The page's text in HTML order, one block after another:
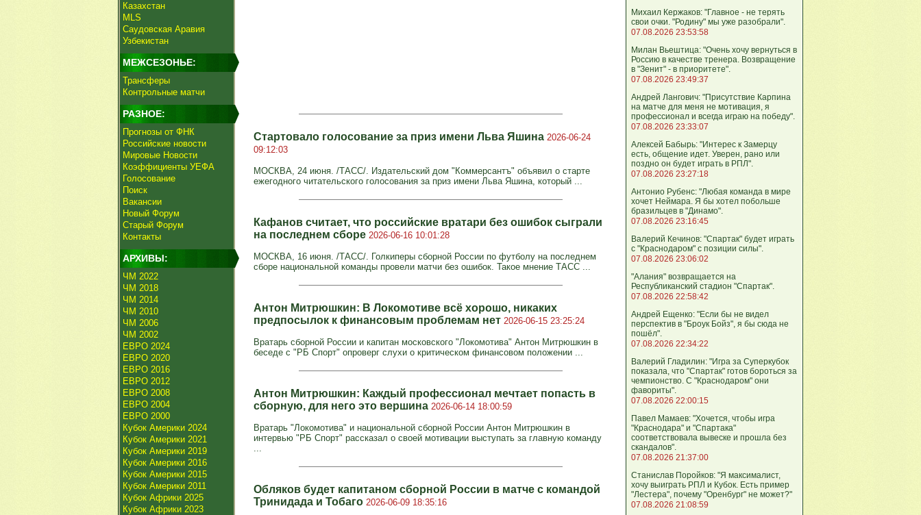
Казахстан
MLS
Саудовская Аравия
Узбекистан
МЕЖСЕЗОНЬЕ:
Трансферы
Контрольные матчи
РАЗНОЕ:
Прогнозы от ФНК
Российские новости
Мировые Новости
Коэффициенты УЕФА
Голосование
Поиск
Вакансии
Новый Форум
Старый Форум
Контакты
АРХИВЫ:
ЧМ 2022
ЧМ 2018
ЧМ 2014
ЧМ 2010
ЧМ 2006
ЧМ 2002
ЕВРО 2024
ЕВРО 2020
ЕВРО 2016
ЕВРО 2012
ЕВРО 2008
ЕВРО 2004
ЕВРО 2000
Кубок Америки 2024
Кубок Америки 2021
Кубок Америки 2019
Кубок Америки 2016
Кубок Америки 2015
Кубок Америки 2011
Кубок Африки 2025
Кубок Африки 2023
Стартовало голосование за приз имени Льва Яшина 2026-06-24
09:12:03
МОСКВА, 24 июня. /ТАСС/. Издательский дом "Коммерсантъ" объявил о старте
ежегодного читательского голосования за приз имени Льва Яшина, который ...
Кафанов считает, что российские вратари без ошибок сыграли
на последнем сборе 2026-06-16 10:01:28
МОСКВА, 16 июня. /ТАСС/. Голкиперы сборной России по футболу на последнем
сборе национальной команды провели матчи без ошибок. Такое мнение ТАСС ...
Антон Митрюшкин: В Локомотиве всё хорошо, никаких
предпосылок к финансовым проблемам нет 2026-06-15 23:25:24
Вратарь сборной России и капитан московского "Локомотива" Антон Митрюшкин в
беседе с "РБ Спорт" опроверг слухи о критическом финансовом положении ...
Антон Митрюшкин: Каждый профессионал мечтает попасть в
сборную, для него это вершина 2026-06-14 18:00:59
Вратарь "Локомотива" и национальной сборной России Антон Митрюшкин в
интервью "РБ Спорт" рассказал о своей мотивации выступать за главную команду
...
Обляков будет капитаном сборной России в матче с командой
Тринидада и Тобаго 2026-06-09 18:35:16
Михаил Кержаков: "Главное - не терять
свои очки. "Родину" мы уже разобрали".
07.08.2026 23:53:58
Милан Вьештица: "Очень хочу вернуться в
Россию в качестве тренера. Возвращение
в "Зенит" - в приоритете".
07.08.2026 23:49:37
Андрей Лангович: "Присутствие Карпина
на матче для меня не мотивация, я
профессионал и всегда играю на победу".
07.08.2026 23:33:07
Алексей Бабырь: "Интерес к Замерцу
есть, общение идет. Уверен, рано или
поздно он будет играть в РПЛ".
07.08.2026 23:27:18
Антонио Рубенс: "Любая команда в мире
хочет Неймара. Я бы хотел побольше
бразильцев в "Динамо".
07.08.2026 23:16:45
Валерий Кечинов: "Спартак" будет играть
с "Краснодаром" с позиции силы".
07.08.2026 23:06:02
"Алания" возвращается на
Республиканский стадион "Спартак".
07.08.2026 22:58:42
Андрей Ещенко: "Если бы не видел
перспектив в "Броук Бойз", я бы сюда не
пошёл".
07.08.2026 22:34:22
Валерий Гладилин: "Игра за Суперкубок
показала, что "Спартак" готов бороться за
чемпионство. С "Краснодаром" они
фавориты".
07.08.2026 22:00:15
Павел Мамаев: "Хочется, чтобы игра
"Краснодара" и "Спартака"
соответствовала вывеске и прошла без
скандалов".
07.08.2026 21:37:00
Станислав Поройков: "Я максималист,
хочу выиграть РПЛ и Кубок. Есть пример
"Лестера", почему "Оренбург" не может?"
07.08.2026 21:08:59